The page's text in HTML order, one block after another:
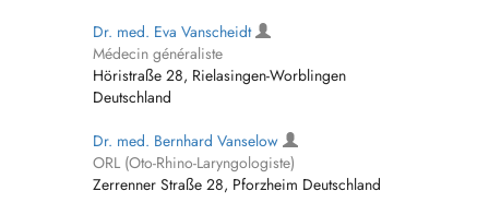
Dr. med. Eva Vanscheidt
Médecin généraliste
Höristraße 28, Rielasingen-Worblingen
Deutschland
Dr. med. Bernhard Vanselow
ORL (Oto-Rhino-Laryngologiste)
Zerrenner Straße 28, Pforzheim Deutschland